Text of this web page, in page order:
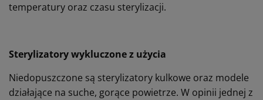
temperatury oraz czasu sterylizacji.
Sterylizatory wykluczone z użycia
Niedopuszczone są sterylizatory kulkowe oraz modele
działające na suche, gorące powietrze. W opinii jednej z